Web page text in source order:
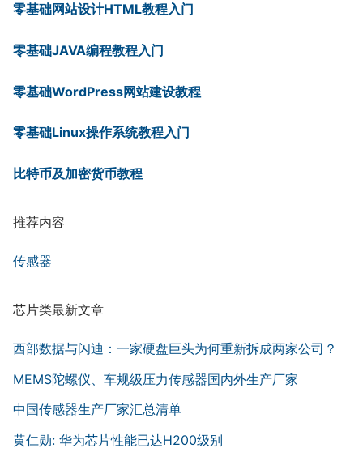
零基础网站设计HTML教程入门
零基础JAVA编程教程入门
零基础WordPress网站建设教程
零基础Linux操作系统教程入门
比特币及加密货币教程
推荐内容
传感器
芯片类最新文章
西部数据与闪迪：一家硬盘巨头为何重新拆成两家公司？
MEMS陀螺仪、车规级压力传感器国内外生产厂家
中国传感器生产厂家汇总清单
黄仁勋: 华为芯片性能已达H200级别